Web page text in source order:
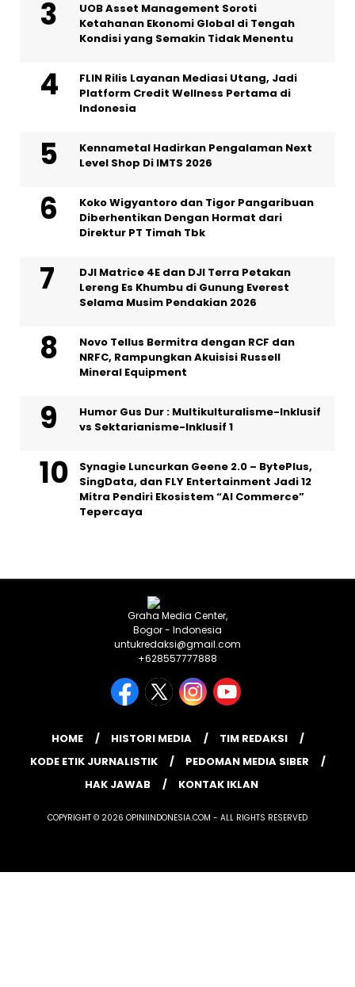
UOB Asset Management Soroti
Ketahanan Ekonomi Global di Tengah
Kondisi yang Semakin Tidak Menentu
FLIN Rilis Layanan Mediasi Utang, Jadi
Platform Credit Wellness Pertama di
Indonesia
Kennametal Hadirkan Pengalaman Next
Level Shop Di IMTS 2026
Koko Wigyantoro dan Tigor Pangaribuan
Diberhentikan Dengan Hormat dari
Direktur PT Timah Tbk
DJI Matrice 4E dan DJI Terra Petakan
Lereng Es Khumbu di Gunung Everest
Selama Musim Pendakian 2026
Novo Tellus Bermitra dengan RCF dan
NRFC, Rampungkan Akuisisi Russell
Mineral Equipment
Humor Gus Dur : Multikulturalisme-Inklusif
vs Sektarianisme-Inklusif 1
Synagie Luncurkan Geene 2.0 – BytePlus,
SingData, dan FLY Entertainment Jadi 12
Mitra Pendiri Ekosistem “AI Commerce”
Tepercaya
Graha Media Center,
Bogor - Indonesia
untukredaksi@gmail.com
+628557777888
HOME HISTORI MEDIA
TIM REDAKSI
KODE ETIK JURNALISTIK
PEDOMAN MEDIA SIBER
HAK JAWAB
KONTAK IKLAN
COPYRIGHT © 2026 OPINIINDONESIA.COM - ALL RIGHTS RESERVED